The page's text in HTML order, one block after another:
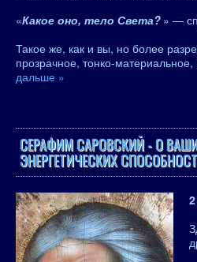
«Какое оно, тело Света? » —
Такое же, как и вы, но более
прозрачное, тонко-
дальше »
СЕРАФИМ САРОВСКИЙ - О
ЭНЕРГЕТИЧЕСКИХ